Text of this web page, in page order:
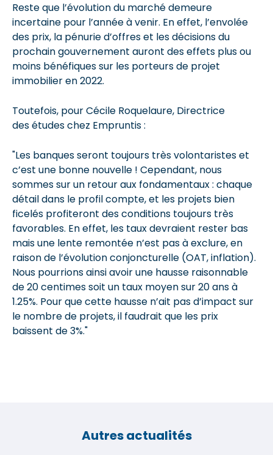
Reste que l’évolution du marché demeure
incertaine pour l’année à venir. En effet, l’envolée
des prix, la pénurie d’offres et les décisions du
prochain gouvernement auront des effets plus ou
moins bénéfiques sur les porteurs de projet
immobilier en 2022.
Toutefois, pour Cécile Roquelaure, Directrice
des études chez Empruntis :
"Les banques seront toujours très volontaristes et
c’est une bonne nouvelle ! Cependant, nous
sommes sur un retour aux fondamentaux : chaque
détail dans le profil compte, et les projets bien
ficelés profiteront des conditions toujours très
favorables. En effet, les taux devraient rester bas
mais une lente remontée n’est pas à exclure, en
raison de l’évolution conjoncturelle (OAT, inflation).
Nous pourrions ainsi avoir une hausse raisonnable
de 20 centimes soit un taux moyen sur 20 ans à
1.25%. Pour que cette hausse n’ait pas d’impact sur
le nombre de projets, il faudrait que les prix
baissent de 3%."
Autres actualités